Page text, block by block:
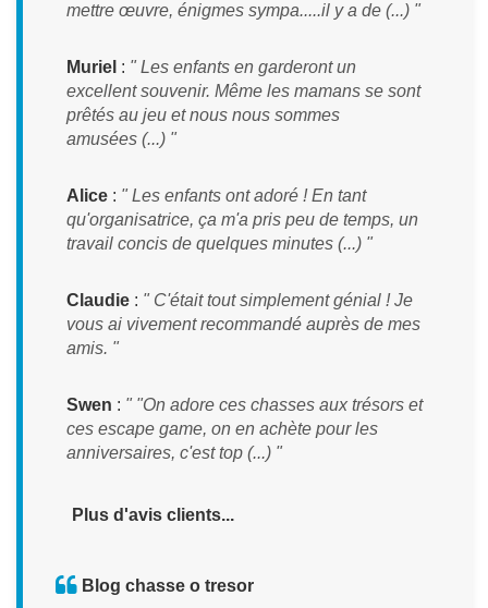
mettre œuvre, énigmes sympa.....il y a de (...) "
Muriel : " Les enfants en garderont un
excellent souvenir. Même les mamans se sont
prêtés au jeu et nous nous sommes
amusées (...) "
Alice : " Les enfants ont adoré ! En tant
qu'organisatrice, ça m'a pris peu de temps, un
travail concis de quelques minutes (...) "
Claudie : " C'était tout simplement génial ! Je
vous ai vivement recommandé auprès de mes
amis. "
Swen : " "On adore ces chasses aux trésors et
ces escape game, on en achète pour les
anniversaires, c'est top (...) "
Plus d'avis clients...
Blog chasse o tresor